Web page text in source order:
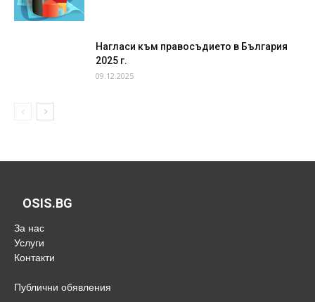
Нагласи към правосъдието в България
2025 г.
09.12.2025
OSIS.BG
За нас
Услуги
Контакти
Публични обявления